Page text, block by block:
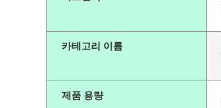
카테고리 이름
제품 용량